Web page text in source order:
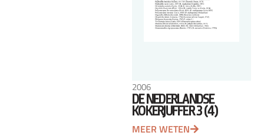
2006
DE NEDERLANDSE
KOKERJUFFER 3 (4)
MEER WETEN